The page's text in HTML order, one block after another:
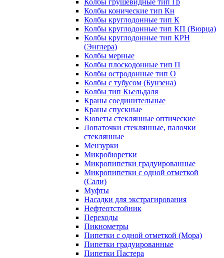
Колбы грушевидные тип Гр
Колбы конические тип Кн
Колбы круглодонные тип К
Колбы круглодонные тип КП (Вюрца)
Колбы круглодонные тип КРН
(Энглера)
Колбы мерные
Колбы плоскодонные тип П
Колбы остродонные тип О
Колбы с тубусом (Бунзена)
Колбы тип Кьельдаля
Краны соединительные
Краны спускные
Кюветы стеклянные оптические
Лопаточки стеклянные, палочки
стеклянные
Мензурки
Микробюретки
Микропипетки градуированные
Микропипетки с одной отметкой
(Сали)
Муфты
Насадки для экстрагирования
Нефтеотстойник
Переходы
Пикнометры
Пипетки с одной отметкой (Мора)
Пипетки градуированные
Пипетки Пастера